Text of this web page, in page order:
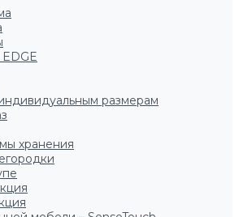
размерам
хранения